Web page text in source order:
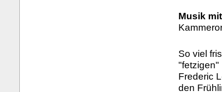
Musik
So viel
"fetzigen"
Frederic
den